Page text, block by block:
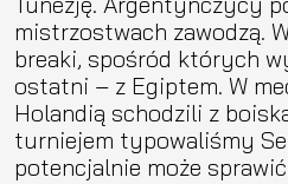
mistrzostwach zawodzą.
breaki, spośród których
ostatni – z Egiptem. W
Holandią schodzili z
turniejem typowaliśmy
potencjalnie może